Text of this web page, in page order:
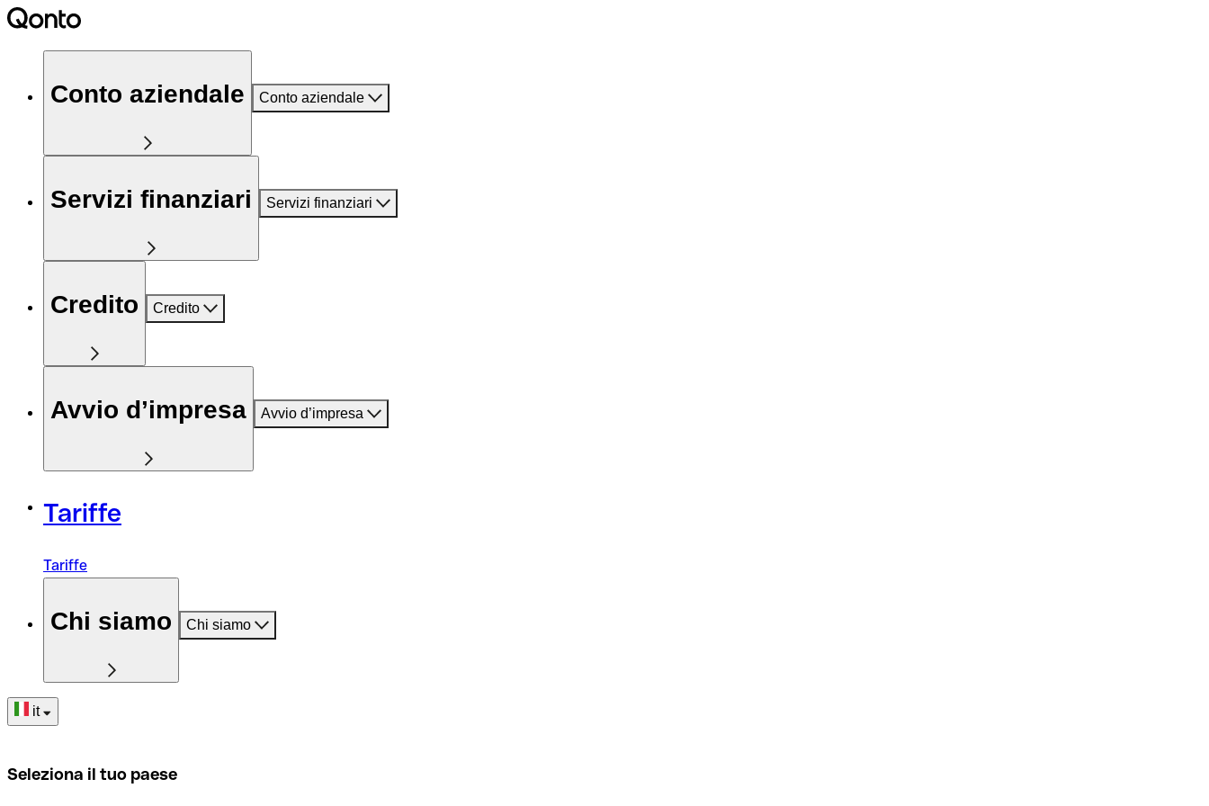
Conto aziendale Conto aziendale
Servizi finanziari Servizi finanziari
Credito Credito
Avvio d’impresa Avvio d’impresa
Tariffe
Tariffe
Chi siamo Chi siamo
it
Seleziona il tuo paese